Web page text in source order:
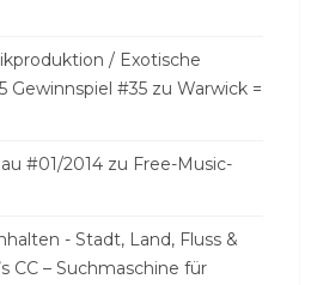
/ Exotische
Gewinnspiel #35 zu Warwick =
#01/2014 zu Free-Music-
- Stadt, Land, Fluss &
CC – Suchmaschine für